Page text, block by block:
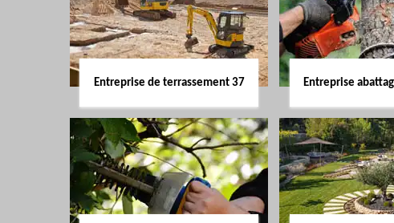
Entreprise de terrassement 37 Entreprise